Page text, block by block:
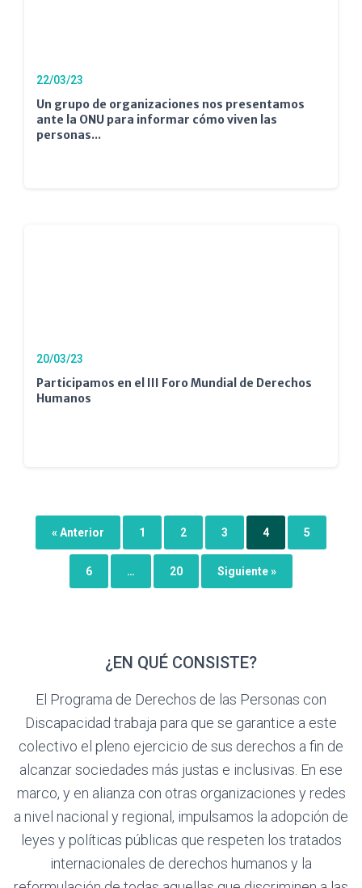
22/03/23
Un grupo de organizaciones nos presentamos
ante la ONU para informar cómo viven las
personas...
20/03/23
Participamos en el III Foro Mundial de Derechos
Humanos
« Anterior 1 2 3 4 5
6 … 20 Siguiente »
¿EN QUÉ CONSISTE?
El Programa de Derechos de las Personas con
Discapacidad trabaja para que se garantice a este
colectivo el pleno ejercicio de sus derechos a fin de
alcanzar sociedades más justas e inclusivas. En ese
marco, y en alianza con otras organizaciones y redes
a nivel nacional y regional, impulsamos la adopción de
leyes y políticas públicas que respeten los tratados
internacionales de derechos humanos y la